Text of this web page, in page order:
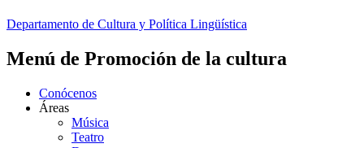
Departamento de Cultura y Política Lingüística
Menú de Promoción de la cultura
Conócenos
Áreas
Música
Teatro